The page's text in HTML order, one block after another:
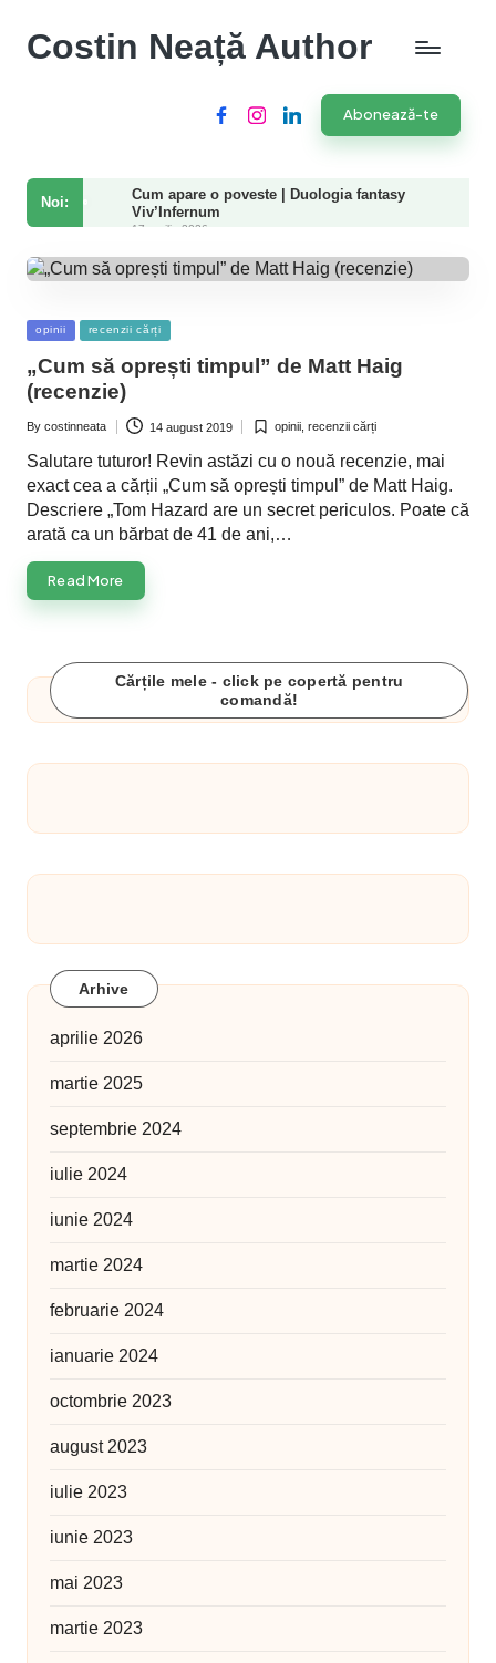
Costin Neață Author
FacebookInstagramLinkedIn Abonează-te
Noi:
Cum apare o poveste | Duologia fantasy
Viv’Infernum
17 aprilie 2026
cărți și momente speciale
30 martie 2025
Perfecționismul ucide pasiunea, creativitatea
și evoluția
26 septembrie 2024
22 iulie 2024
18 iulie 2024
Cuvinte si Cafea – 99 by ibooksquare.ro
10 iunie 2024
IQads mi-a luat un interviu
10 iunie 2024
Ce spun cititorii despre „Șoaptele morții”
7 iunie 2024
Posted
in
opinii recenzii cărți
„Cum să oprești timpul” de Matt Haig
(recenzie)
Posted
By costinneata 14 august 2019
Postedopinii ,recenzii cărți
Salutare tuturor! Revin astăzi cu o nouă recenzie, mai
exact cea a cărții „Cum să oprești timpul” de Matt Haig.
Descriere „Tom Hazard are un secret periculos. Poate că
arată ca un bărbat de 41 de ani,…
Read More
Cărțile mele - click pe copertă pentru
comandă!
Arhive
aprilie 2026
martie 2025
septembrie 2024
iulie 2024
iunie 2024
martie 2024
februarie 2024
ianuarie 2024
octombrie 2023
august 2023
iulie 2023
iunie 2023
mai 2023
martie 2023